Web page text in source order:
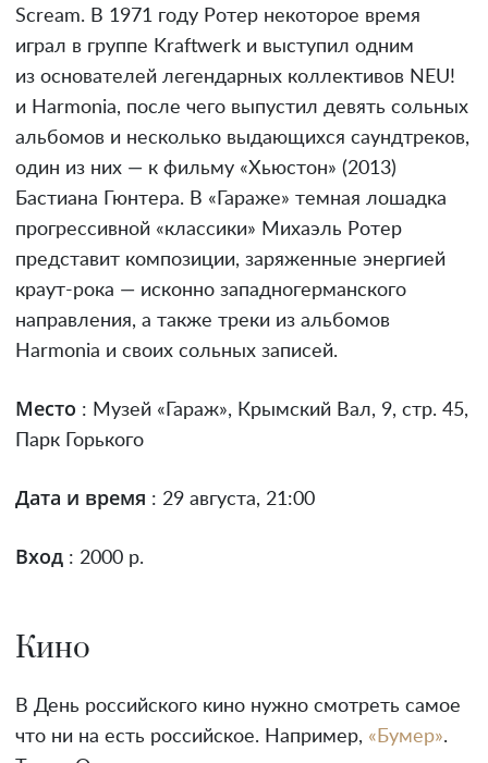
Scream. В 1971 году Ротер некоторое время
играл в группе Kraftwerk и выступил одним
из основателей легендарных коллективов NEU!
и Harmonia, после чего выпустил девять сольных
альбомов и несколько выдающихся саундтреков,
один из них — к фильму «Хьюстон» (2013)
Бастиана Гюнтера. В «Гараже» темная лошадка
прогрессивной «классики» Михаэль Ротер
представит композиции, заряженные энергией
краут-рока — исконно западногерманского
направления, а также треки из альбомов
Harmonia и своих сольных записей.
Место : Музей «Гараж», Крымский Вал, 9, стр. 45,
Парк Горького
Дата и время : 29 августа, 21:00
Вход : 2000 р.
Кино
В День российского кино нужно смотреть самое
что ни на есть российское. Например, «Бумер».